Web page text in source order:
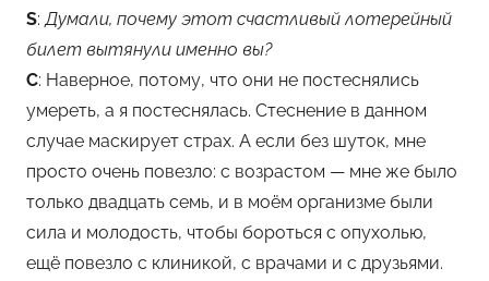
S: Думали, почему этот счастливый лотерейный
билет вытянули именно вы?
С: Наверное, потому, что они не постеснялись
умереть, а я постеснялась. Стеснение в данном
случае маскирует страх. А если без шуток, мне
просто очень повезло: с возрастом — мне же было
только двадцать семь, и в моём организме были
сила и молодость, чтобы бороться с опухолью,
ещё повезло с клиникой, с врачами и с друзьями.